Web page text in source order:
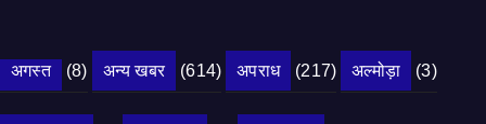
अगस्त (8) अन्य खबर (614) अपराध (217) अल्मोड़ा (3)